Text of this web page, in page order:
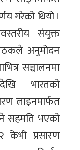
गरेको थियो ।
संयुक्त
अनुमोदन
सञ्चालनमा
भारतको
लाइनमार्फत
सहमति भएको
केभी प्रसारण